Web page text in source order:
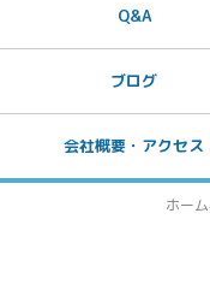
Q&A
ブログ
会社概要・アクセス
ホー